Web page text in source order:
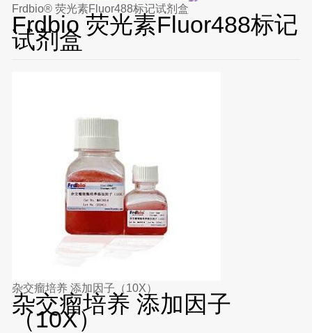
Frdbio® 荧光素Fluor488标记试剂盒
Frdbio 荧光素Fluor488标记
试剂盒
杂交瘤培养 添加因子（10X）
杂交瘤培养 添加因子
（10X）